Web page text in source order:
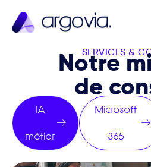
SERVICES &
Notre
de
IA
métier
Microsoft
365